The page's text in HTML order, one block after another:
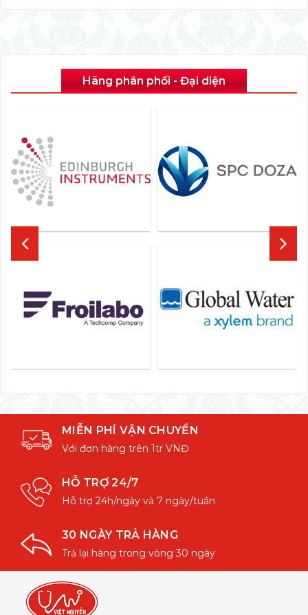
Hãng phân phối - Đại diện
MIỄN PHÍ VẬN CHUYỂN
Với đơn hàng trên 1tr VNĐ
HỖ TRỢ 24/7
Hỗ trợ 24h/ngày và 7 ngày/tuần
30 NGÀY TRẢ HÀNG
Trả lại hàng trong vòng 30 ngày